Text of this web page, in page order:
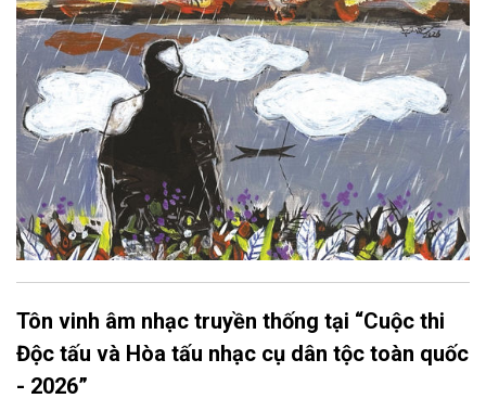
Tôn vinh âm nhạc truyền thống tại “Cuộc thi
Độc tấu và Hòa tấu nhạc cụ dân tộc toàn quốc
- 2026”